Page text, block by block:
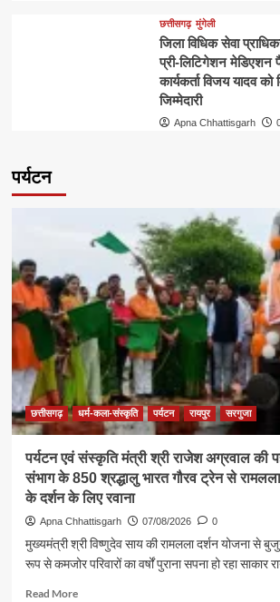
छत्तीसगढ़ मुंगेली
जिला विधिक सेवा
प्री-लिटिगेशन मेडिएशन
कार्यकर्ता विजय यादव को
जिम्मेदारी
Apna Chhattisgarh
पर्यटन
छत्तीसगढ़ धर्म-कला-संस्कृति पर्यटन रायपुर सरगुजा
पर्यटन एवं संस्कृति मंत्री श्री राजेश अग्रवाल की
संभाग के 850 श्रद्धालु भारत गौरव ट्रेन से रामलला
के दर्शन के लिए रवाना
Apna Chhattisgarh 07/08/2026 0
मुख्यमंत्री श्री विष्णुदेव साय की रामलला दर्शन योजना से
रूप से कमजोर परिवारों का वर्षों पुराना सपना हो रहा साकार
Read MoreRead